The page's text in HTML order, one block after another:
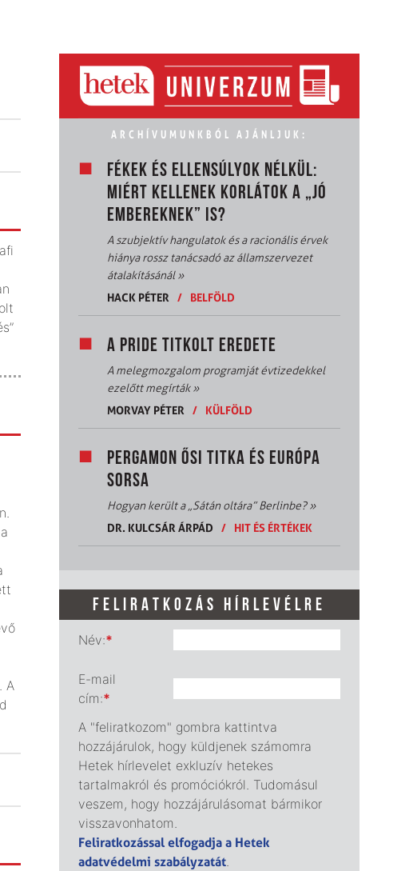
A
ARCHÍVUMUNKBÓL AJÁNLJUK:
FÉKEK ÉS ELLENSÚLYOK NÉLKÜL:
MIÉRT KELLENEK KORLÁTOK A „JÓ
EMBEREKNEK” IS?
A szubjektív hangulatok és a racionális érvek
hiánya rossz tanácsadó az államszervezet
átalakításánál»
HACK PÉTER
/ BELFÖLD
A PRIDE TITKOLT EREDETE
A melegmozgalom programját évtizedekkel
ezelőtt megírták»
MORVAY PÉTER
/ KÜLFÖLD
PERGAMON ŐSI TITKA ÉS EURÓPA
SORSA
Hogyan került a „Sátán oltára” Berlinbe?»
DR. KULCSÁR ÁRPÁD
/ HIT ÉS ÉRTÉKEK
FELIRATKOZÁS HÍRLEVÉLRE
Név:*
E-mail
cím:*
A "feliratkozom" gombra kattintva
hozzájárulok, hogy küldjenek számomra
Hetek hírlevelet exkluzív hetekes
tartalmakról és promóciókról. Tudomásul
veszem, hogy hozzájárulásomat bármikor
visszavonhatom.
Feliratkozással elfogadja a Hetek
adatvédelmi szabályzatát.